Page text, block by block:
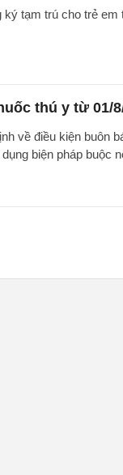
tạm trú cho trẻ
thú y từ 01/
về điều kiện buôn
biện pháp